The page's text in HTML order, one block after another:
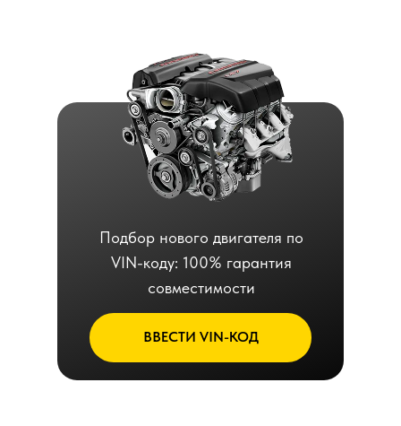
ВВЕСТИ VIN-КОД
Подбор нового двигателя по
VIN-коду: 100% гарантия
совместимости